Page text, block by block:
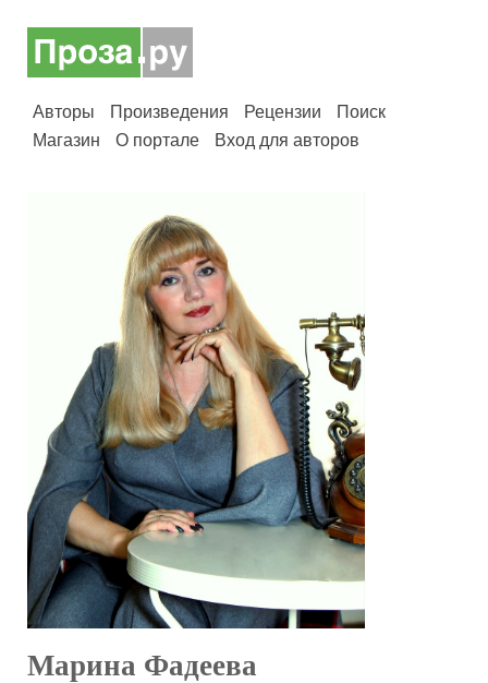
Авторы Произведения Рецензии
Поиск
Магазин
О портале Вход для авторов
Марина Фадеева